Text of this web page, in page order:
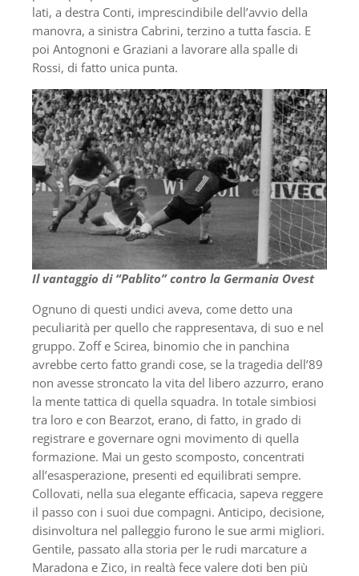
lati, a destra Conti, imprescindibile dell’avvio della
manovra, a sinistra Cabrini, terzino a tutta fascia. E
poi Antognoni e Graziani a lavorare alla spalle di
Rossi, di fatto unica punta.
Il vantaggio di “Pablito” contro la Germania Ovest
Ognuno di questi undici aveva, come detto una
peculiarità per quello che rappresentava, di suo e nel
gruppo. Zoff e Scirea, binomio che in panchina
avrebbe certo fatto grandi cose, se la tragedia dell’89
non avesse stroncato la vita del libero azzurro, erano
la mente tattica di quella squadra. In totale simbiosi
tra loro e con Bearzot, erano, di fatto, in grado di
registrare e governare ogni movimento di quella
formazione. Mai un gesto scomposto, concentrati
all’esasperazione, presenti ed equilibrati sempre.
Collovati, nella sua elegante efficacia, sapeva reggere
il passo con i suoi due compagni. Anticipo, decisione,
disinvoltura nel palleggio furono le sue armi migliori.
Gentile, passato alla storia per le rudi marcature a
Maradona e Zico, in realtà fece valere doti ben più